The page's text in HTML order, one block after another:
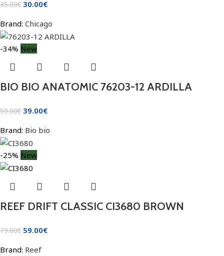
35.00€ 30.00€
Brand: Chicago
-34% New
BIO BIO ANATOMIC 76203-12 ARDILLA
59.00€ 39.00€
Brand: Bio bio
-25% New
REEF DRIFT CLASSIC CI3680 BROWN
79.00€ 59.00€
Brand: Reef